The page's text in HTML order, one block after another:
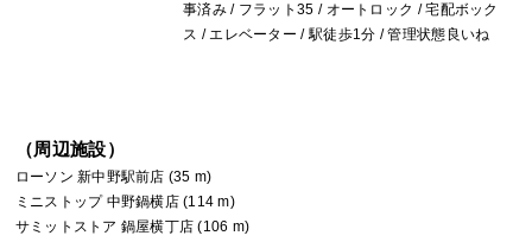
事済み / フラット35 / オートロック / 宅配ボック
ス / エレベーター / 駅徒歩1分 / 管理状態良いね
（周辺施設）
ローソン 新中野駅前店 (35 m)
ミニストップ 中野鍋横店 (114 m)
サミットストア 鍋屋横丁店 (106 m)